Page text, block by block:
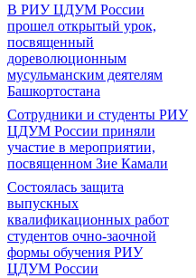
В РИУ ЦДУМ России
прошел открытый урок,
посвященный
дореволюционным
мусульманским деятелям
Башкортостана
Сотрудники и студенты РИУ
ЦДУМ России приняли
участие в мероприятии,
посвященном Зие Камали
Состоялась защита
выпускных
квалификационных работ
студентов очно-заочной
формы обучения РИУ
ЦДУМ России